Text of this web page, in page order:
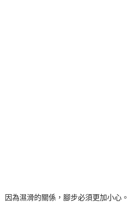
因為濕滑的關係，腳步必須更加小心。